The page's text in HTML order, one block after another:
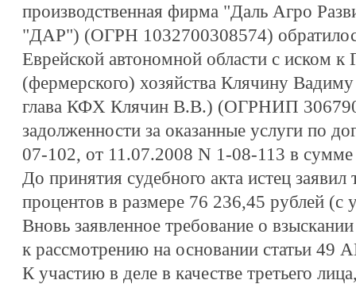
производственная фирма "Даль Агро
"ДАР") (ОГРН 1032700308574)
Еврейской автономной области с иском к
(фермерского) хозяйства Клячину
глава КФХ Клячин В.В.) (ОГРНИП
задолженности за оказанные услуги по
07-102, от 11.07.2008 N 1-08-113 в
До принятия судебного акта истец
процентов в размере 76 236,45 рублей (с
Вновь заявленное требование о
к рассмотрению на основании статьи 49
К участию в деле в качестве третьего